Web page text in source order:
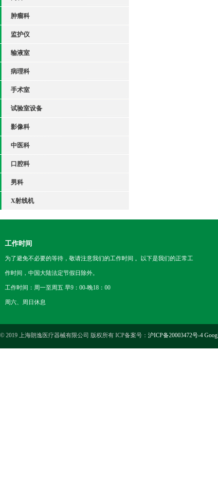
肿瘤科
监护仪
输液室
病理科
手术室
试验室设备
影像科
中医科
口腔科
男科
X射线机
工作时间
为了避免不必要的等待，敬请注意我们的工作时间 。以下是我们的正常工
作时间，中国大陆法定节假日除外。
工作时间：周一至周五 早9：00-晚18：00
周六、周日休息
© 2019 上海朗逸医疗器械有限公司 版权所有 ICP备案号： 沪ICP备20003472号-4